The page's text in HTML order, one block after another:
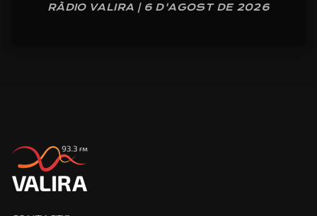
RÀDIO VALIRA | 6 D'AGOST DE 2026